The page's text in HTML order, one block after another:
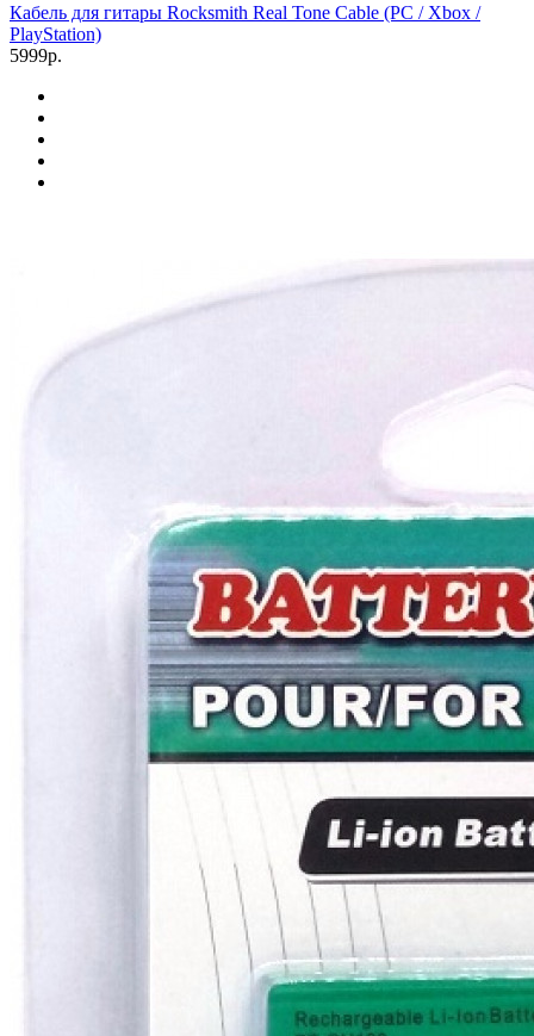
Кабель для гитары Rocksmith Real Tone Cable (PC / Xbox /
PlayStation)
5999р.